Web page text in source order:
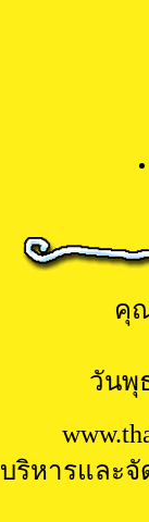
คุ
วันพุ
www.
บริหารและ